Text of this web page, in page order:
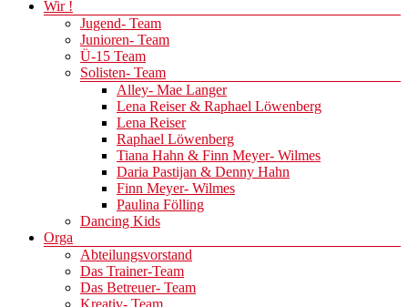
Wir !
Jugend- Team
Junioren- Team
Ü-15 Team
Solisten- Team
Alley- Mae Langer
Lena Reiser & Raphael Löwenberg
Lena Reiser
Raphael Löwenberg
Tiana Hahn & Finn Meyer- Wilmes
Daria Pastijan & Denny Hahn
Finn Meyer- Wilmes
Paulina Fölling
Dancing Kids
Orga
Abteilungsvorstand
Das Trainer-Team
Das Betreuer- Team